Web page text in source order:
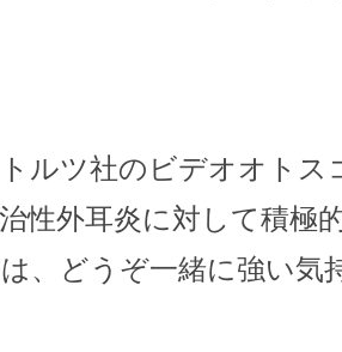
ルツ社のビデオオトス
性外耳炎に対して積極
、どうぞ一緒に強い気